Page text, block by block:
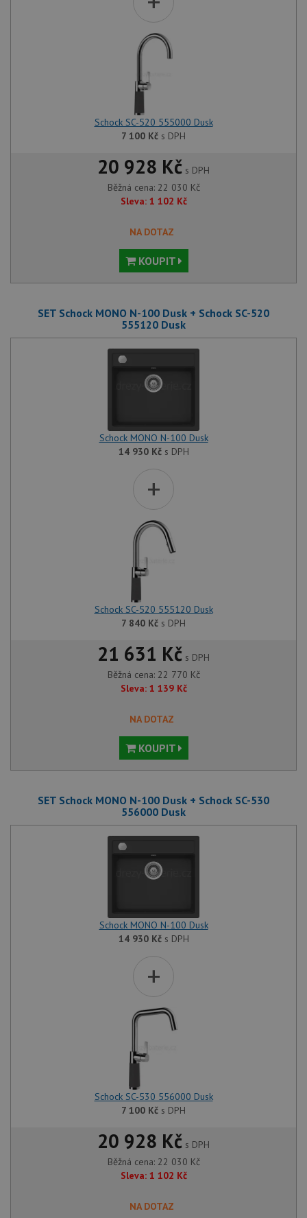
Schock SC-520 555000 Dusk
7 100 Kč s DPH
20 928 Kč s DPH
Běžná cena: 22 030 Kč
Sleva: 1 102 Kč
NA DOTAZ
KOUPIT
SET Schock MONO N-100 Dusk + Schock SC-520
555120 Dusk
Schock MONO N-100 Dusk
14 930 Kčs DPH
+
Schock SC-520 555120 Dusk
7 840 Kč s DPH
21 631 Kč s DPH
Běžná cena: 22 770 Kč
Sleva: 1 139 Kč
NA DOTAZ
KOUPIT
SET Schock MONO N-100 Dusk + Schock SC-530
556000 Dusk
Schock MONO N-100 Dusk
14 930 Kčs DPH
+
Schock SC-530 556000 Dusk
7 100 Kč s DPH
20 928 Kč s DPH
Běžná cena: 22 030 Kč
Sleva: 1 102 Kč
NA DOTAZ